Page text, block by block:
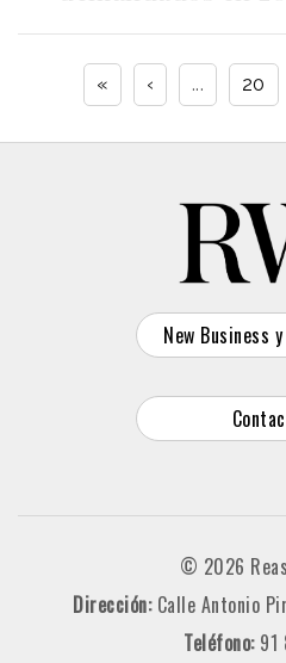
« ‹ ... 20
New Business
© 2026
Dirección: Calle Antonio
Teléfono: 91